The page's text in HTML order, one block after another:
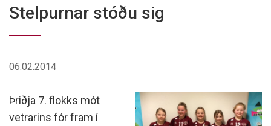
Stelpurnar stóðu sig
06.02.2014
Þriðja 7. flokks mót
vetrarins fór fram í